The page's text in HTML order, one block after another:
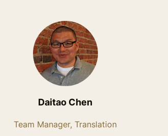
Daitao Chen
Team Manager, Translation